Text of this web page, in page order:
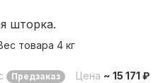
шторка.
товара 4 кг
Предзаказ Цена ~ 15 171 ₽